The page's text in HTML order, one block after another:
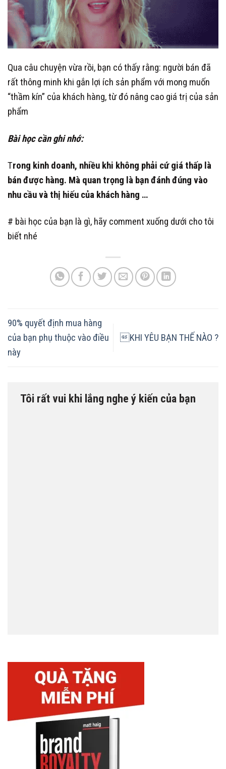
Qua câu chuyện vừa rồi, bạn có thấy rằng: người bán đã
rất thông minh khi gắn lợi ích sản phẩm với mong muốn
“thầm kín” của khách hàng, từ đó nâng cao giá trị của sản
phẩm
Bài học cần ghi nhớ:
Trong kinh doanh, nhiều khi không phải cứ giá thấp là
bán được hàng. Mà quan trọng là bạn đánh đúng vào
nhu cầu và thị hiếu của khách hàng …
# bài học của bạn là gì, hãy comment xuống dưới cho tôi
biết nhé
90% quyết định mua hàng
của bạn phụ thuộc vào điều
này
KHI YÊU BẠN THẾ NÀO ?
Tôi rất vui khi lắng nghe ý kiến của bạn